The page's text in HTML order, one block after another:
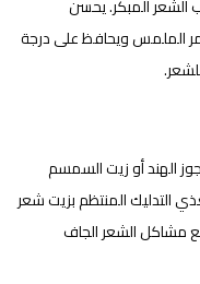
المبكر. يحسن
الملمس ويحافظ على درجة
الهند أو زيت السمسم
التدليك المنتظم بزيت شعر
مشاكل الشعر الجاف